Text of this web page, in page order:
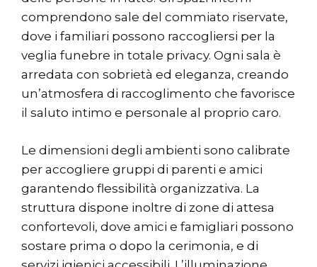
comprendono sale del commiato riservate,
dove i familiari possono raccogliersi per la
veglia funebre in totale privacy. Ogni sala è
arredata con sobrietà ed eleganza, creando
un’atmosfera di raccoglimento che favorisce
il saluto intimo e personale al proprio caro.
Le dimensioni degli ambienti sono calibrate
per accogliere gruppi di parenti e amici
garantendo flessibilità organizzativa. La
struttura dispone inoltre di zone di attesa
confortevoli, dove amici e famigliari possono
sostare prima o dopo la cerimonia, e di